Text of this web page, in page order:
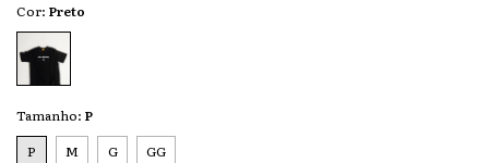
Cor: Preto
Tamanho: P
P
M G GG